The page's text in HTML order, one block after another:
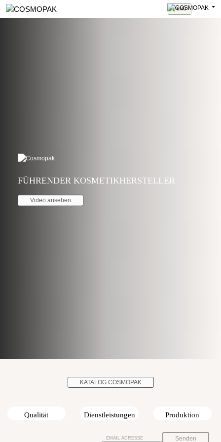
MENÚ
FÜHRENDER KOSMETIKHERSTELLER
Video ansehen
KATALOG COSMOPAK
Qualität Dienstleistungen Produktion
Senden